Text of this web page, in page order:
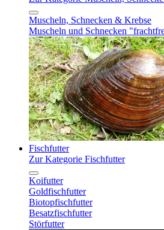
Muscheln, Schnecken & Krebse
Muscheln und Schnecken
Fischfutter
Zur Kategorie Fischfutter
Koifutter
Goldfischfutter
Biotopfischfutter
Besatzfischfutter
Störfutter